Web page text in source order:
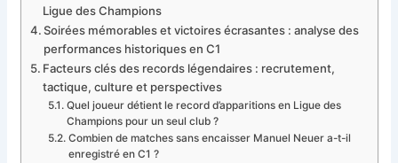
Ligue des Champions
Soirées mémorables et victoires écrasantes : analyse des
performances historiques en C1
Facteurs clés des records légendaires : recrutement,
tactique, culture et perspectives
Quel joueur détient le record d’apparitions en Ligue des
Champions pour un seul club ?
Combien de matches sans encaisser Manuel Neuer a-t-il
enregistré en C1 ?